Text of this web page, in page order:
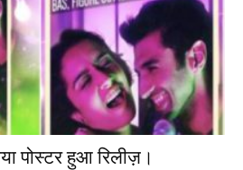
पोस्टर हुआ रिलीज़।